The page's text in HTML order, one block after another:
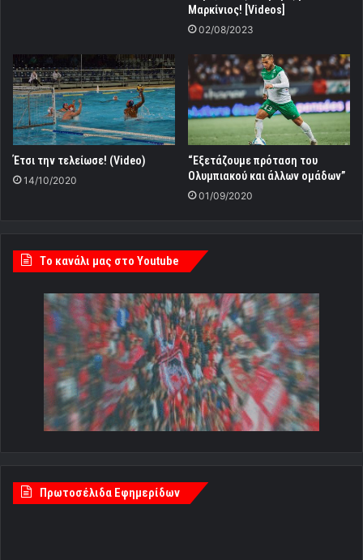
Μαρκίνιος! [Videos]
02/08/2023
Έτσι την τελείωσε! (Video)
14/10/2020
“Εξετάζουμε πρόταση του
Ολυμπιακού και άλλων ομάδων”
01/09/2020
Tο κανάλι μας στο Youtube
Πρωτοσέλιδα Εφημερίδων